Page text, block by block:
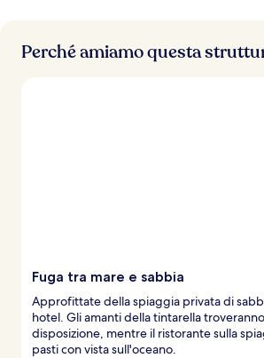
a
a
t
o
Perché amiamo questa
Fuga tra mare e sabbia
Approfittate della spiaggia privata di
hotel. Gli amanti della tintarella
disposizione, mentre il ristorante sulla
pasti con vista sull'oceano.